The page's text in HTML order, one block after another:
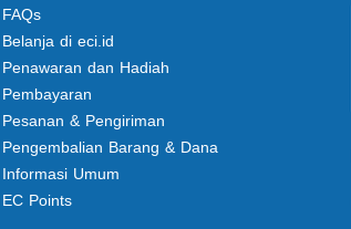
FAQs
Belanja di eci.id
Penawaran dan Hadiah
Pembayaran
Pesanan & Pengiriman
Pengembalian Barang & Dana
Informasi Umum
EC Points